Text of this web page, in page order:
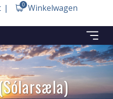
Winkelwagen
0